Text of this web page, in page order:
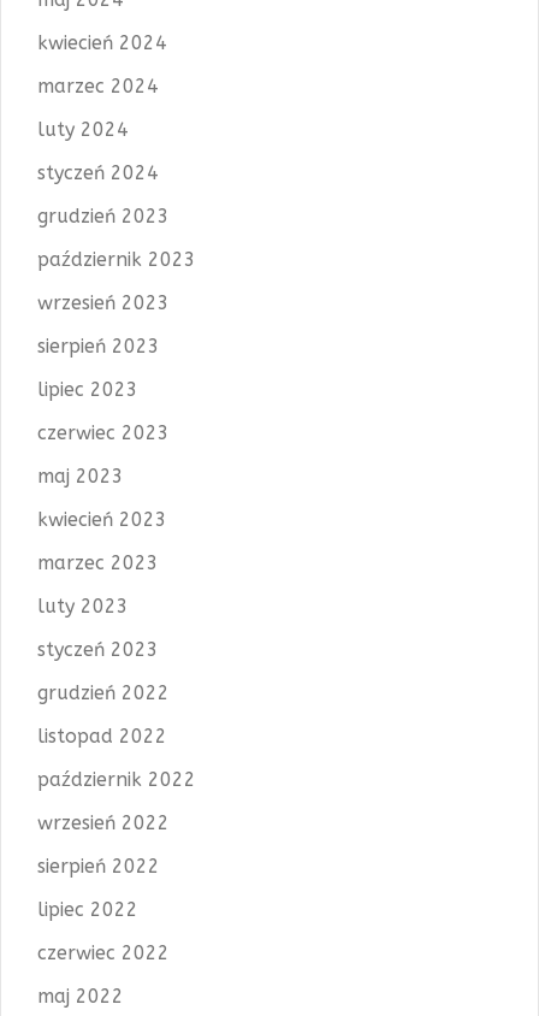
kwiecień 2024
marzec 2024
luty 2024
styczeń 2024
grudzień 2023
październik 2023
wrzesień 2023
sierpień 2023
lipiec 2023
czerwiec 2023
maj 2023
kwiecień 2023
marzec 2023
luty 2023
styczeń 2023
grudzień 2022
listopad 2022
październik 2022
wrzesień 2022
sierpień 2022
lipiec 2022
czerwiec 2022
maj 2022